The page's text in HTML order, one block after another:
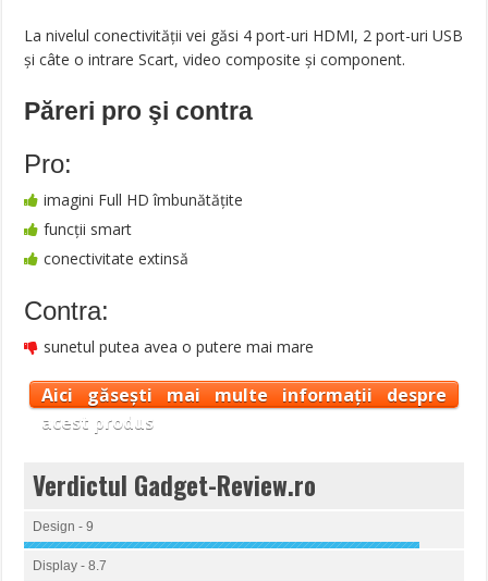
La nivelul conectivității vei găsi 4 port-uri HDMI, 2 port-uri USB
și câte o intrare Scart, video composite și component.
Păreri pro şi contra
Pro:
imagini Full HD îmbunătățite
funcții smart
conectivitate extinsă
Contra:
sunetul putea avea o putere mai mare
Aici găsești mai multe informații despre
acest produs
Verdictul Gadget-Review.ro
Design - 9
Display - 8.7